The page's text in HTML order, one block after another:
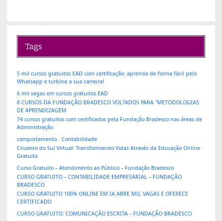
Tags
5 mil cursos gratuitos EAD com certificação: aprenda de forma fácil pelo
Whatsapp e turbine a sua carreira!
6 mil vagas em cursos gratuitos EAD
8 CURSOS DA FUNDAÇÃO BRADESCO VOLTADOS PARA "METODOLOGIAS
DE APRENDIZAGEM
74 cursos gratuitos com certificados pela Fundação Bradesco nas áreas de
Administração
comportamento
Contabilidade
Cruzeiro do Sul Virtual: Transformando Vidas Através da Educação Online
Gratuita
Curso Gratuito – Atendimento ao Público – Fundação Bradesco
CURSO GRATUITO – CONTABILIDADE EMPRESARIAL – FUNDAÇÃO
BRADESCO
CURSO GRATUITO 100% ONLINE EM IA ABRE MIL VAGAS E OFERECE
CERTIFICADO
CURSO GRATUITO: COMUNICAÇÃO ESCRITA – FUNDAÇÃO BRADESCO